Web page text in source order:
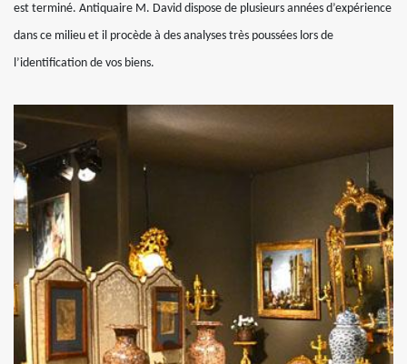
est terminé. Antiquaire M. David dispose de plusieurs années d’expérience
dans ce milieu et il procède à des analyses très poussées lors de
l’identification de vos biens.